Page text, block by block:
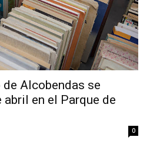
Alcobendas se
abril en el Parque de
0